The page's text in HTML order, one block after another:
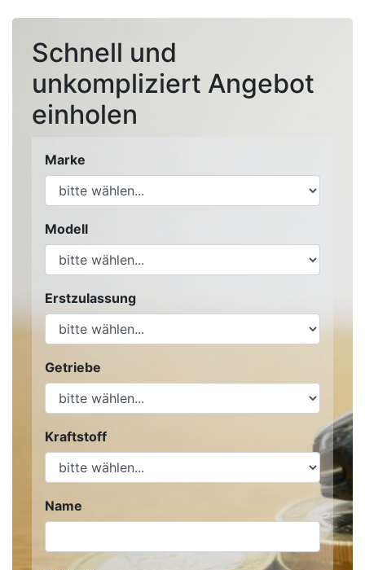
Schnell und
unkompliziert Angebot
einholen
Marke
Modell
Erstzulassung
Getriebe
Kraftstoff
Name